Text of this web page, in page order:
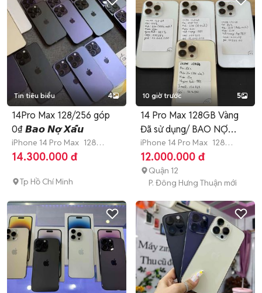
Tin tiêu biểu 4
14Pro Max 128/256 góp
0₫ 𝘽𝙖𝙤 𝙉𝙤̛̣ 𝙓𝙖̂́𝙪
iPhone 14 Pro Max 128
GB Hết bảo hành
14.300.000 đ
Tp Hồ Chí Minh
10 giờ trước 5
14 Pro Max 128GB Vàng
Đã sử dụng/ BAO NỢ
XẤU
iPhone 14 Pro Max 128
GB Hết bảo hành
12.000.000 đ
Quận 12
P. Đông Hưng Thuận mới